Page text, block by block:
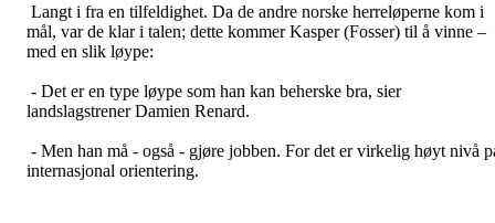
Langt i fra en tilfeldighet. Da de andre norske herreløperne kom i
mål, var de klar i talen; dette kommer Kasper (Fosser) til å vinne –
med en slik løype:
- Det er en type løype som han kan beherske bra, sier
landslagstrener Damien Renard.
- Men han må - også - gjøre jobben. For det er virkelig høyt nivå
internasjonal orientering.